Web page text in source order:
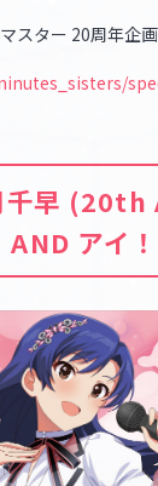
スター 20周年企
千早 (20th
AND アイ